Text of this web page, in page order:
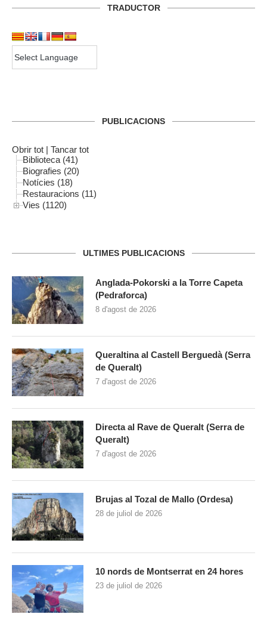
TRADUCTOR
PUBLICACIONS
Obrir tot | Tancar tot
Biblioteca (41)
Biografies (20)
Notícies (18)
Restauracions (11)
Vies (1120)
ULTIMES PUBLICACIONS
Anglada-Pokorski a la Torre Capeta
(Pedraforca)
8 d'agost de 2026
Queraltina al Castell Berguedà (Serra
de Queralt)
7 d'agost de 2026
Directa al Rave de Queralt (Serra de
Queralt)
7 d'agost de 2026
Brujas al Tozal de Mallo (Ordesa)
28 de juliol de 2026
10 nords de Montserrat en 24 hores
23 de juliol de 2026